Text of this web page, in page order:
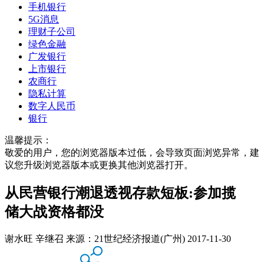
手机银行
5G消息
理财子公司
绿色金融
广发银行
上市银行
农商行
隐私计算
数字人民币
银行
温馨提示：
敬爱的用户，您的浏览器版本过低，会导致页面浏览异常，建
议您升级浏览器版本或更换其他浏览器打开。
从民营银行潮退透视存款短板:参加揽
储大战资格都没
谢水旺 辛继召 来源： 21世纪经济报道(广州) 2017-11-30